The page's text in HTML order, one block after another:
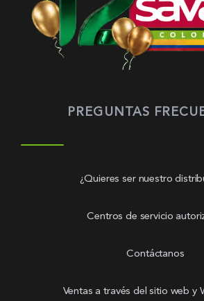
PREGUNTAS
¿Quieres ser nuestro
Centros de servicio
Contáctanos
Ventas a través del sitio web y